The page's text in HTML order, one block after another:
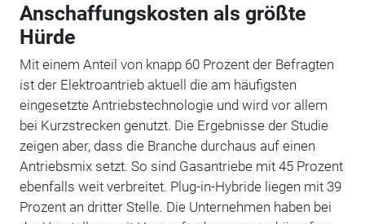
Anschaffungskosten als größte
Hürde
Mit einem Anteil von knapp 60 Prozent der Befragten
ist der Elektroantrieb aktuell die am häufigsten
eingesetzte Antriebstechnologie und wird vor allem
bei Kurzstrecken genutzt. Die Ergebnisse der Studie
zeigen aber, dass die Branche durchaus auf einen
Antriebsmix setzt. So sind Gasantriebe mit 45 Prozent
ebenfalls weit verbreitet. Plug-in-Hybride liegen mit 39
Prozent an dritter Stelle. Die Unternehmen haben bei